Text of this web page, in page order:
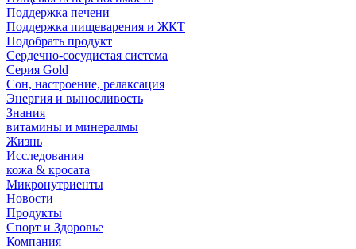
Поддержка печени
Поддержка пищеварения и ЖКТ
Подобрать продукт
Сердечно-сосудистая система
Серия Gold
Сон, настроение, релаксация
Энергия и выносливость
Знания
витамины и минералмы
Жизнь
Исследования
кожа & кросата
Микронутриенты
Новости
Продукты
Спорт и Здоровье
Компания